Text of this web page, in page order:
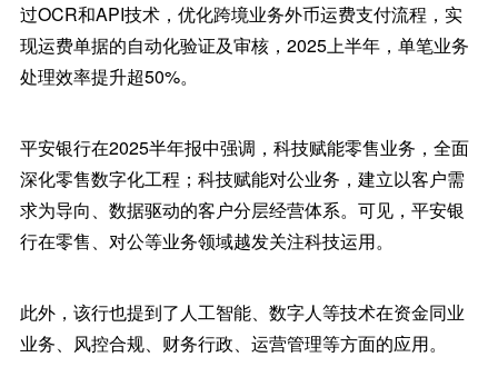
过OCR和API技术，优化跨境业务外币运费支付流程，实
现运费单据的自动化验证及审核，2025上半年，单笔业务
处理效率提升超50%。
平安银行在2025半年报中强调，科技赋能零售业务，全面
深化零售数字化工程；科技赋能对公业务，建立以客户需
求为导向、数据驱动的客户分层经营体系。可见，平安银
行在零售、对公等业务领域越发关注科技运用。
此外，该行也提到了人工智能、数字人等技术在资金同业
业务、风控合规、财务行政、运营管理等方面的应用。